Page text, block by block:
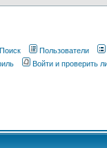
Поиск Пользователи
Войти и проверить